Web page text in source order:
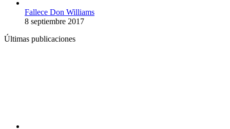
Fallece Don Williams
8 septiembre 2017
Últimas publicaciones